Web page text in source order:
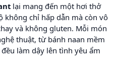
lại mang đến một hơi thở
không chỉ hấp dẫn mà còn vô
và không gluten. Mỗi món
thuật, từ bánh naan mềm
làm dậy lên tình yêu ẩm